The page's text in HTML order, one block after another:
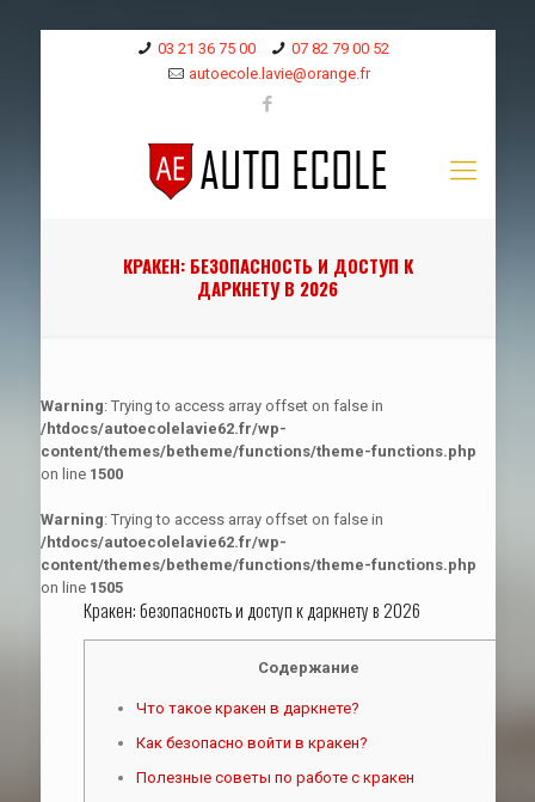
03 21 36 75 00
07 82 79 00 52
autoecole.lavie@orange.fr
КРАКЕН: БЕЗОПАСНОСТЬ И ДОСТУП К
ДАРКНЕТУ В 2026
Warning: Trying to access array offset on false in
/htdocs/autoecolelavie62.fr/wp-
content/themes/betheme/functions/theme-functions.php
on line 1500
Warning: Trying to access array offset on false in
/htdocs/autoecolelavie62.fr/wp-
content/themes/betheme/functions/theme-functions.php
on line 1505
Кракен: безопасность и доступ к даркнету в 2026
Содержание
Что такое кракен в даркнете?
Как безопасно войти в кракен?
Полезные советы по работе с кракен